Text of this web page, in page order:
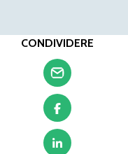
CONDIVIDERE